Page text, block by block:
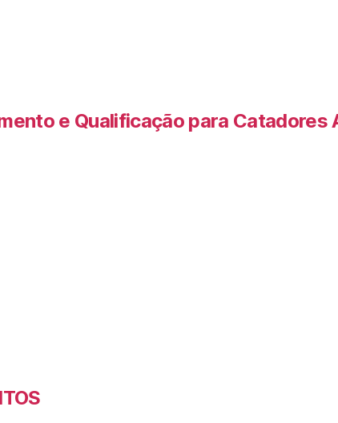
e Qualificação para Catadores